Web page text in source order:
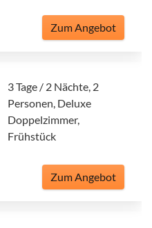
Zum Angebot
3 Tage / 2 Nächte, 2
Personen, Deluxe
Doppelzimmer,
Frühstück
Zum Angebot